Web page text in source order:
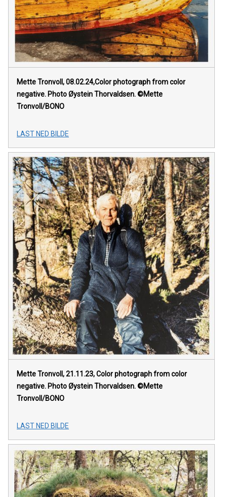
Mette Tronvoll, 08.02.24,Color photograph from color
negative. Photo Øystein Thorvaldsen. ©Mette
Tronvoll/BONO
LAST NED BILDE
Mette Tronvoll, 21.11.23, Color photograph from color
negative. Photo Øystein Thorvaldsen. ©Mette
Tronvoll/BONO
LAST NED BILDE